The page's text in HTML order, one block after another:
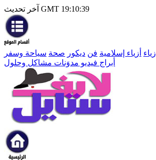
آخر تحديث GMT 19:10:39
أزياء أزياء إسلامية فن ديكور صحة سياحة وسفر
أبراج فيديو مدوَنات مشاكل وحلول